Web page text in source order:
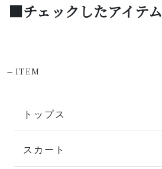
■チェックしたアイテム
-ITEM
トップス
スカート